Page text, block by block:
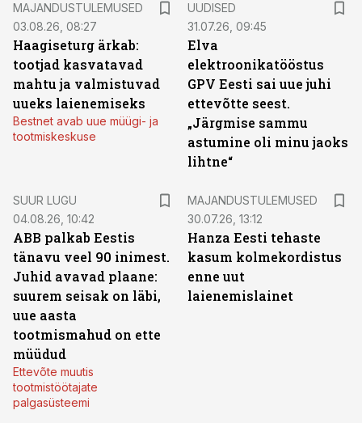
MAJANDUSTULEMUSED
03.08.26, 08:27
Haagiseturg ärkab:
tootjad kasvatavad
mahtu ja valmistuvad
uueks laienemiseks
Bestnet avab uue müügi- ja
tootmiskeskuse
UUDISED
31.07.26, 09:45
Elva
elektroonikatööstus
GPV Eesti sai uue juhi
ettevõtte seest.
„Järgmise sammu
astumine oli minu jaoks
lihtne“
SUUR LUGU
04.08.26, 10:42
ABB palkab Eestis
tänavu veel 90 inimest.
Juhid avavad plaane:
suurem seisak on läbi,
uue aasta
tootmismahud on ette
müüdud
Ettevõte muutis
tootmistöötajate
palgasüsteemi
MAJANDUSTULEMUSED
30.07.26, 13:12
Hanza Eesti tehaste
kasum kolmekordistus
enne uut
laienemislainet